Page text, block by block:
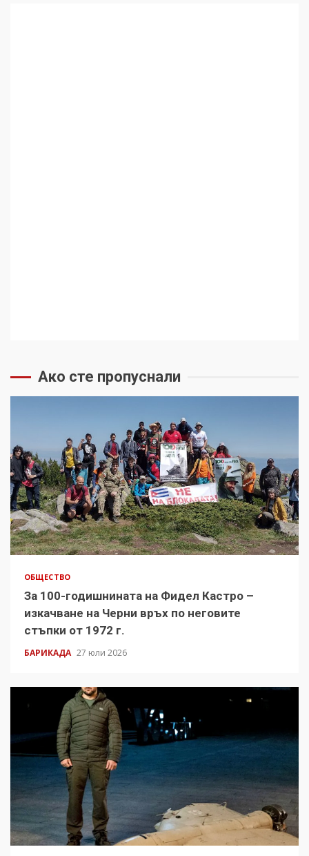
Ако сте пропуснали
ОБЩЕСТВО
За 100-годишнината на Фидел Кастро –
изкачване на Черни връх по неговите
стъпки от 1972 г.
БАРИКАДА 27 юли 2026